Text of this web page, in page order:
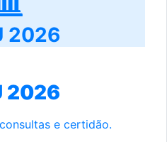
2026
2026
e certidão.